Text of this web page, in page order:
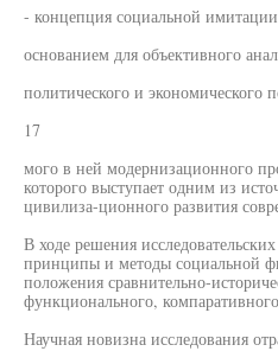
- концепция социальной
основанием для объективного
политического и экономического
17
мого в ней модернизационного
которого выступает одним из
цивилиза-ционного развития
В ходе решения
принципы и методы социальной
положения сравнительно-
функционального,
Научная новизна исследования